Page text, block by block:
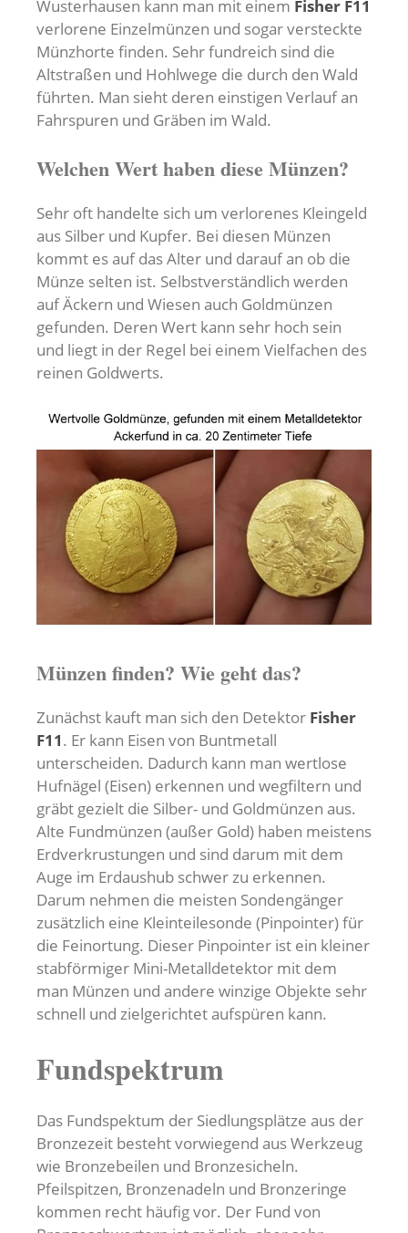
Wusterhausen kann man mit einem Fisher F11
verlorene Einzelmünzen und sogar versteckte
Münzhorte finden. Sehr fundreich sind die
Altstraßen und Hohlwege die durch den Wald
führten. Man sieht deren einstigen Verlauf an
Fahrspuren und Gräben im Wald.
Welchen Wert haben diese Münzen?
Sehr oft handelte sich um verlorenes Kleingeld
aus Silber und Kupfer. Bei diesen Münzen
kommt es auf das Alter und darauf an ob die
Münze selten ist. Selbstverständlich werden
auf Äckern und Wiesen auch Goldmünzen
gefunden. Deren Wert kann sehr hoch sein
und liegt in der Regel bei einem Vielfachen des
reinen Goldwerts.
Münzen finden? Wie geht das?
Zunächst kauft man sich den Detektor Fisher
F11. Er kann Eisen von Buntmetall
unterscheiden. Dadurch kann man wertlose
Hufnägel (Eisen) erkennen und wegfiltern und
gräbt gezielt die Silber- und Goldmünzen aus.
Alte Fundmünzen (außer Gold) haben meistens
Erdverkrustungen und sind darum mit dem
Auge im Erdaushub schwer zu erkennen.
Darum nehmen die meisten Sondengänger
zusätzlich eine Kleinteilesonde (Pinpointer) für
die Feinortung. Dieser Pinpointer ist ein kleiner
stabförmiger Mini-Metalldetektor mit dem
man Münzen und andere winzige Objekte sehr
schnell und zielgerichtet aufspüren kann.
Fundspektrum
Das Fundspektum der Siedlungsplätze aus der
Bronzezeit besteht vorwiegend aus Werkzeug
wie Bronzebeilen und Bronzesicheln.
Pfeilspitzen, Bronzenadeln und Bronzeringe
kommen recht häufig vor. Der Fund von